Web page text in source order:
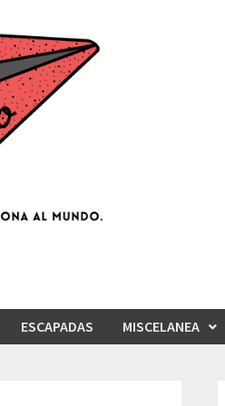
ESCAPADAS MISCELANEA